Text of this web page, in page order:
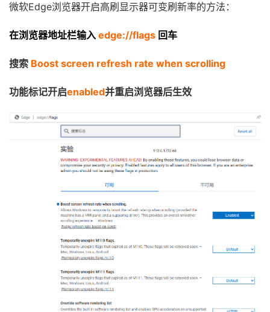
微软Edge浏览器开启高刷显示器可变刷新率的方法：
在浏览器地址栏输入 edge://flags 回车
搜索 Boost screen refresh rate when scrolling
功能标记开启enabled并重启浏览器后生效